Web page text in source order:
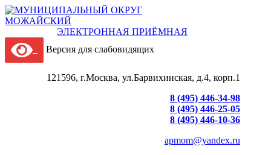
ЭЛЕКТРОННАЯ ПРИЁМНАЯ
Версия для слабовидящих
121596, г.Москва, ул.Барвихинская, д.4, корп.1
8 (495) 446-34-98
8 (495) 446-25-05
8 (495) 446-10-36
apmom@yandex.ru